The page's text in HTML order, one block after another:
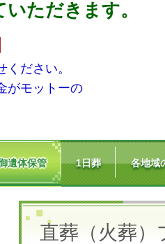
ただきます。
ださい。
がモットーの
遺体保管 1日葬 各地域
直葬（火葬